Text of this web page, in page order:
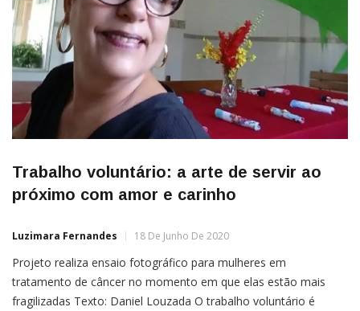
Trabalho voluntário: a arte de servir ao
próximo com amor e carinho
Luzimara Fernandes 18 De Junho De 2020
Projeto realiza ensaio fotográfico para mulheres em
tratamento de câncer no momento em que elas estão mais
fragilizadas Texto: Daniel Louzada O trabalho voluntário é